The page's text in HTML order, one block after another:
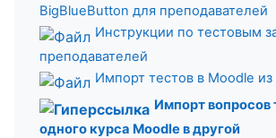
BigBlueButton для преподавателей
Инструкции по тестовым
преподавателей
Импорт тестов в Moodle
Импорт вопросов
одного курса Moodle в другой